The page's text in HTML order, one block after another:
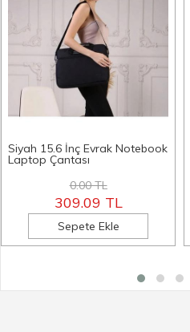
Siyah 15.6 İnç Evrak Notebook
Laptop Çantası
0.00 TL
309.09 TL
Sepete Ekle